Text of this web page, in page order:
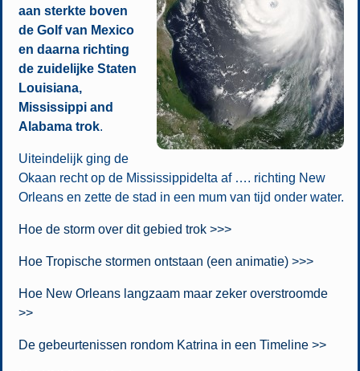
aan sterkte boven
de Golf van Mexico
en daarna richting
de zuidelijke Staten
Louisiana,
Mississippi and
Alabama trok.
Uiteindelijk ging de
Okaan recht op de Mississippidelta af …. richting New
Orleans en zette de stad in een mum van tijd onder water.
Hoe de storm over dit gebied trok >>>
Hoe Tropische stormen ontstaan (een animatie) >>>
Hoe New Orleans langzaam maar zeker overstroomde
>>
De gebeurtenissen rondom Katrina in een Timeline >>